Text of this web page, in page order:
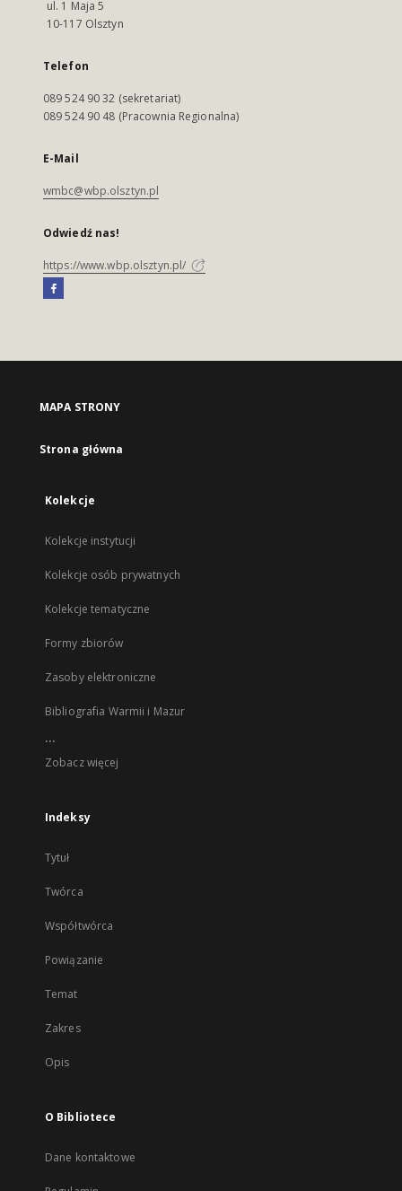
ul. 1 Maja 5
10-117 Olsztyn
Telefon
089 524 90 32 (sekretariat)
089 524 90 48 (Pracownia Regionalna)
E-Mail
wmbc@wbp.olsztyn.pl
Odwiedź nas!
https://www.wbp.olsztyn.pl/
MAPA STRONY
Strona główna
Kolekcje
Kolekcje instytucji
Kolekcje osób prywatnych
Kolekcje tematyczne
Formy zbiorów
Zasoby elektroniczne
Bibliografia Warmii i Mazur
...
Zobacz więcej
Indeksy
Tytuł
Twórca
Współtwórca
Powiązanie
Temat
Zakres
Opis
O Bibliotece
Dane kontaktowe